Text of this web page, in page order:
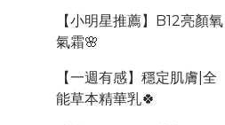
【小明星推薦】B12亮顏氧
氣霜🌸
【一週有感】穩定肌膚|全
能草本精華乳🍀